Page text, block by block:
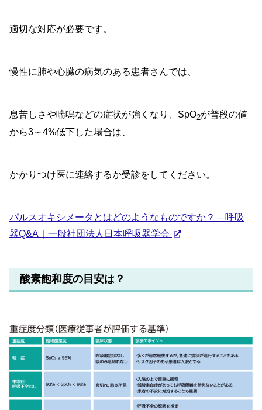
適切な対応が必要です。
慢性に肺や心臓の病気のある患者さんでは、
息苦しさや喘鳴などの症状が強くなり、SpO2が普段の値
から3～4%低下した場合は、
かかりつけ医に連絡するか受診をしてください。
パルスオキシメータとはどのようなものですか？ – 呼吸
器Q&A｜一般社団法人日本呼吸器学会
酸素飽和度の目安は？